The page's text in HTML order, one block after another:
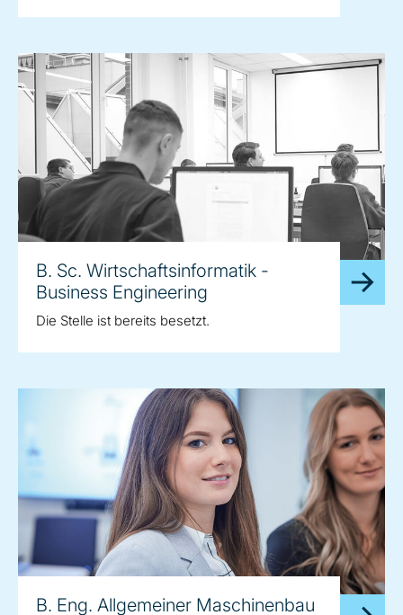
B. Sc. Wirtschaftsinformatik -
Business Engineering
Die Stelle ist bereits besetzt.
B. Eng. Allgemeiner Maschinenbau